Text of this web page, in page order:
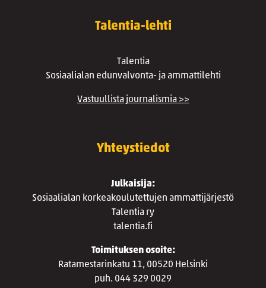
Talentia-lehti
Talentia
Sosiaalialan edunvalvonta- ja ammattilehti
Vastuullista journalismia >>
Yhteystiedot
Julkaisija:
Sosiaalialan korkeakoulutettujen ammattijärjestö
Talentia ry
talentia.fi
Toimituksen osoite:
Ratamestarinkatu 11, 00520 Helsinki
puh. 044 329 0029